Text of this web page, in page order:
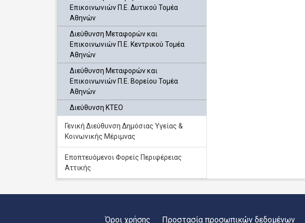
Επικοινωνιών Π.Ε. Δυτικού Τομέα
Αθηνών
Διεύθυνση Μεταφορών και
Επικοινωνιών Π.Ε. Κεντρικού Τομέα
Αθηνών
Διεύθυνση Μεταφορών και
Επικοινωνιών Π.Ε. Βορείου Τομέα
Αθηνών
Διεύθυνση ΚΤΕΟ
Γενική Διεύθυνση Δημόσιας Υγείας &
Κοινωνικής Μέριμνας
Εποπτευόμενοι Φορείς Περιφέρειας
Αττικής
Όροι χρήσης Προστασία προσωπικών δεδομένων